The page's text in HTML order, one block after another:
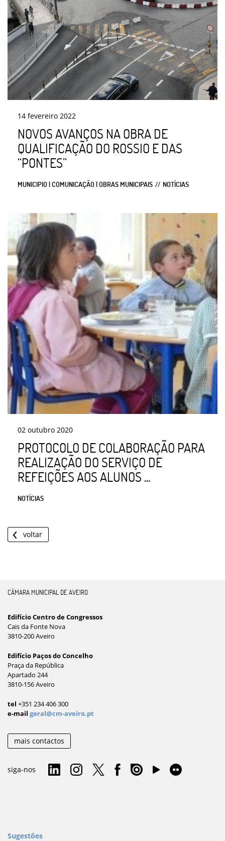
14 fevereiro 2022
NOVOS AVANÇOS NA OBRA DE
QUALIFICAÇÃO DO ROSSIO E DAS
“PONTES”
MUNICIPIO | COMUNICAÇÃO | OBRAS MUNICIPAIS NOTÍCIAS
02 outubro 2020
PROTOCOLO DE COLABORAÇÃO PARA
REALIZAÇÃO DO SERVIÇO DE
REFEIÇÕES AOS ALUNOS ...
NOTÍCIAS
voltar
CÂMARA MUNICIPAL DE AVEIRO
Edifício Centro de Congressos
Cais da Fonte Nova
3810-200 Aveiro
Edifício Paços do Concelho
Praça da República
Apartado 244
3810-156 Aveiro
tel +351 234 406 300
e-mail geral@cm-aveiro.pt
mais contactos
siga-nos
Sugestões